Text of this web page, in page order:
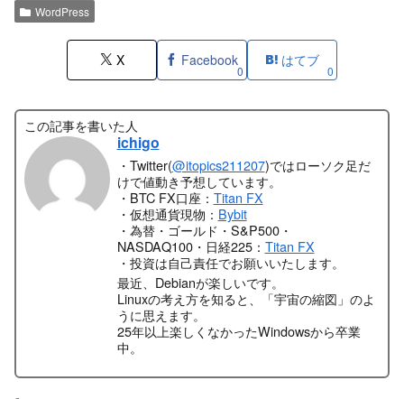
WordPress
X Facebook
0
はてブ
0
この記事を書いた人
ichigo
・Twitter(@itopics211207)ではローソク足だ
けで値動き予想しています。
・BTC FX口座： Titan FX
・仮想通貨現物： Bybit
・為替・ゴールド・S&P500・
NASDAQ100・日経225： Titan FX
・投資は自己責任でお願いいたします。
最近、Debianが楽しいです。
Linuxの考え方を知ると、「宇宙の縮図」のよ
うに思えます。
25年以上楽しくなかったWindowsから卒業
中。